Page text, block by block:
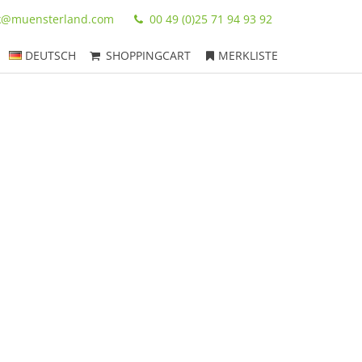
00 49 (0)25 71 94 93 92
DEUTSCH SHOPPINGCART MERKLISTE